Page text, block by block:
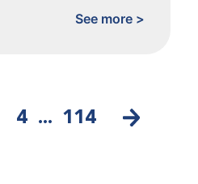
See more >
4 ... 114